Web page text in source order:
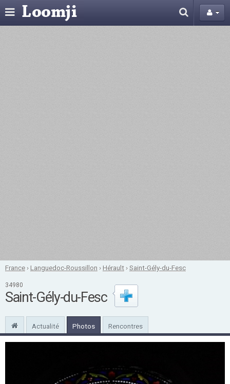
France ›Languedoc-Roussillon ›Hérault ›Saint-Gély-du-Fesc
34980
Saint-Gély-du-Fesc
Actualité Photos Rencontres